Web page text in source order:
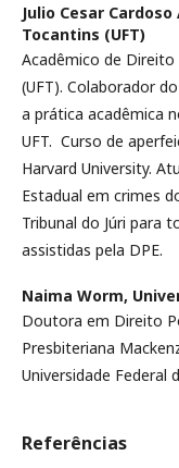
Julio Cesar Cardoso
Tocantins (UFT)
Acadêmico de Direito
(UFT). Colaborador
a prática acadêmica
UFT. Curso de
Harvard University.
Estadual em crimes
Tribunal do Júri para
assistidas pela DPE.
Naima Worm,
Doutora em Direito
Presbiteriana
Universidade Federal
Referências